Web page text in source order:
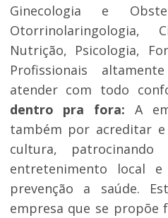
Ginecologia e
Otorrinolaringologia,
Nutrição, Psicologia,
Profissionais
atender com todo
dentro pra fora: A
também por acreditar
cultura, patrocinando
entretenimento local
prevenção a saúde.
empresa que se propõe